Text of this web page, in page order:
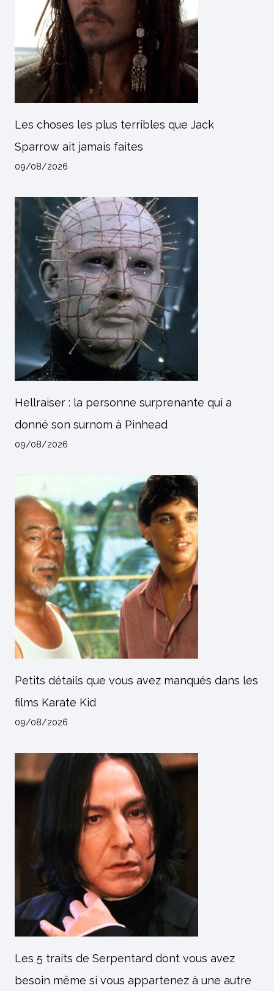
Les choses les plus terribles que Jack
Sparrow ait jamais faites
09/08/2026
Hellraiser : la personne surprenante qui a
donné son surnom à Pinhead
09/08/2026
Petits détails que vous avez manqués dans les
films Karate Kid
09/08/2026
Les 5 traits de Serpentard dont vous avez
besoin même si vous appartenez à une autre